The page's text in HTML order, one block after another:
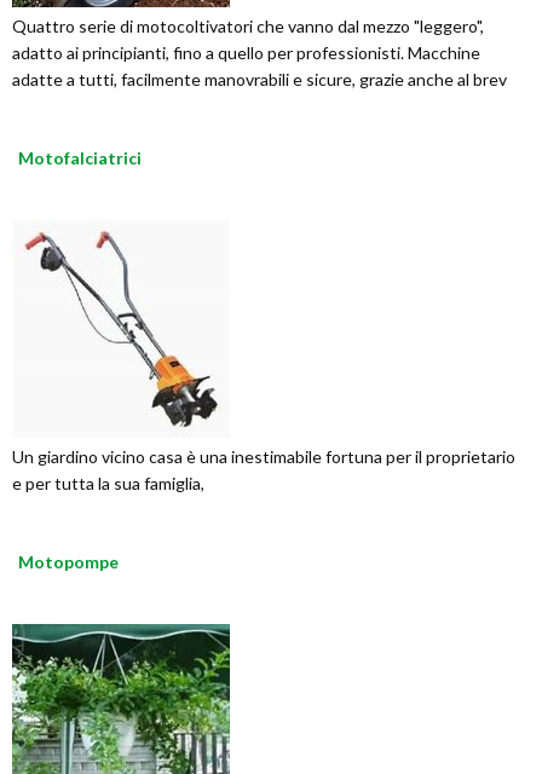
Quattro serie di motocoltivatori che vanno dal mezzo "leggero",
adatto ai principianti, fino a quello per professionisti. Macchine
adatte a tutti, facilmente manovrabili e sicure, grazie anche al brev
Motofalciatrici
Un giardino vicino casa è una inestimabile fortuna per il proprietario
e per tutta la sua famiglia,
Motopompe